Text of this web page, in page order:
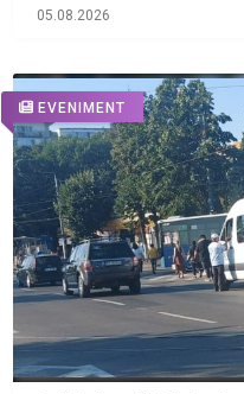
05.08.2026
EVENIMENT